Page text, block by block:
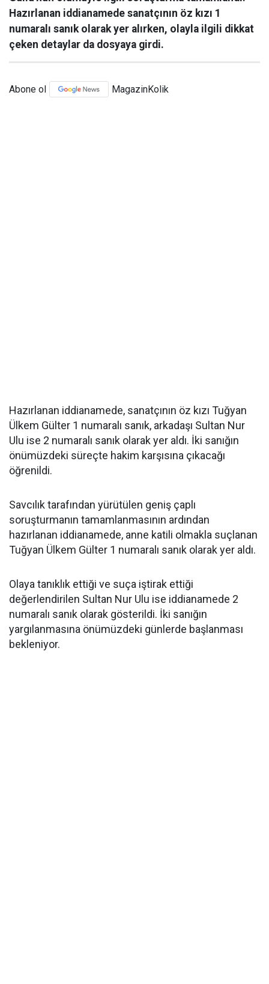
Hazırlanan iddianamede sanatçının öz kızı 1
numaralı sanık olarak yer alırken, olayla ilgili dikkat
çeken detaylar da dosyaya girdi.
Abone ol MagazinKolik
Hazırlanan iddianamede, sanatçının öz kızı Tuğyan
Ülkem Gülter 1 numaralı sanık, arkadaşı Sultan Nur
Ulu ise 2 numaralı sanık olarak yer aldı. İki sanığın
önümüzdeki süreçte hakim karşısına çıkacağı
öğrenildi.
Savcılık tarafından yürütülen geniş çaplı
soruşturmanın tamamlanmasının ardından
hazırlanan iddianamede, anne katili olmakla suçlanan
Tuğyan Ülkem Gülter 1 numaralı sanık olarak yer aldı.
Olaya tanıklık ettiği ve suça iştirak ettiği
değerlendirilen Sultan Nur Ulu ise iddianamede 2
numaralı sanık olarak gösterildi. İki sanığın
yargılanmasına önümüzdeki günlerde başlanması
bekleniyor.